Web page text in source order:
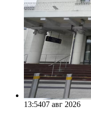
13:5407 авг 2026